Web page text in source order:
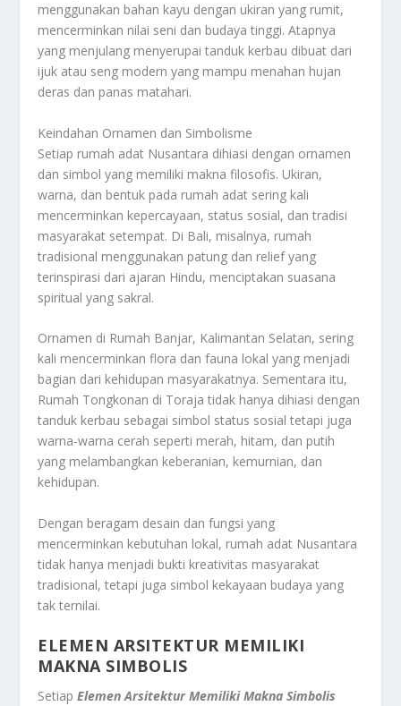
menggunakan bahan kayu dengan ukiran yang rumit,
mencerminkan nilai seni dan budaya tinggi. Atapnya
yang menjulang menyerupai tanduk kerbau dibuat dari
ijuk atau seng modern yang mampu menahan hujan
deras dan panas matahari.
Keindahan Ornamen dan Simbolisme
Setiap rumah adat Nusantara dihiasi dengan ornamen
dan simbol yang memiliki makna filosofis. Ukiran,
warna, dan bentuk pada rumah adat sering kali
mencerminkan kepercayaan, status sosial, dan tradisi
masyarakat setempat. Di Bali, misalnya, rumah
tradisional menggunakan patung dan relief yang
terinspirasi dari ajaran Hindu, menciptakan suasana
spiritual yang sakral.
Ornamen di Rumah Banjar, Kalimantan Selatan, sering
kali mencerminkan flora dan fauna lokal yang menjadi
bagian dari kehidupan masyarakatnya. Sementara itu,
Rumah Tongkonan di Toraja tidak hanya dihiasi dengan
tanduk kerbau sebagai simbol status sosial tetapi juga
warna-warna cerah seperti merah, hitam, dan putih
yang melambangkan keberanian, kemurnian, dan
kehidupan.
Dengan beragam desain dan fungsi yang
mencerminkan kebutuhan lokal, rumah adat Nusantara
tidak hanya menjadi bukti kreativitas masyarakat
tradisional, tetapi juga simbol kekayaan budaya yang
tak ternilai.
ELEMEN ARSITEKTUR MEMILIKI
MAKNA SIMBOLIS
SetiapElemen Arsitektur Memiliki Makna Simbolis